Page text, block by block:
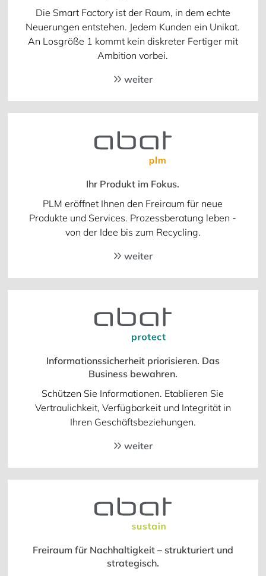
Die Smart Factory ist der Raum, in dem echte
Neuerungen entstehen. Jedem Kunden ein Unikat.
An Losgröße 1 kommt kein diskreter Fertiger mit
Ambition vorbei.
weiter
Ihr Produkt im Fokus.
PLM eröffnet Ihnen den Freiraum für neue
Produkte und Services. Prozessberatung leben -
von der Idee bis zum Recycling.
weiter
Informationssicherheit priorisieren. Das
Business bewahren.
Schützen Sie Informationen. Etablieren Sie
Vertraulichkeit, Verfügbarkeit und Integrität in
Ihren Geschäftsbeziehungen.
weiter
Freiraum für Nachhaltigkeit – strukturiert und
strategisch.